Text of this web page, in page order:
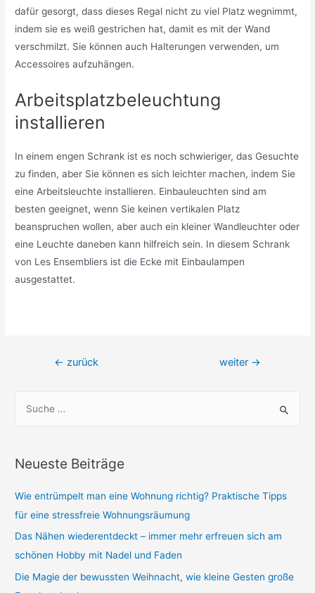
dafür gesorgt, dass dieses Regal nicht zu viel Platz wegnimmt,
indem sie es weiß gestrichen hat, damit es mit der Wand
verschmilzt. Sie können auch Halterungen verwenden, um
Accessoires aufzuhängen.
Arbeitsplatzbeleuchtung
installieren
In einem engen Schrank ist es noch schwieriger, das Gesuchte
zu finden, aber Sie können es sich leichter machen, indem Sie
eine Arbeitsleuchte installieren. Einbauleuchten sind am
besten geeignet, wenn Sie keinen vertikalen Platz
beanspruchen wollen, aber auch ein kleiner Wandleuchter oder
eine Leuchte daneben kann hilfreich sein. In diesem Schrank
von Les Ensembliers ist die Ecke mit Einbaulampen
ausgestattet.
Beitragsnavigation
← zurück weiter →
h
n
n
a
c
h
:
Neueste Beiträge
Wie entrümpelt man eine Wohnung richtig? Praktische Tipps
für eine stressfreie Wohnungsräumung
Das Nähen wiederentdeckt – immer mehr erfreuen sich am
schönen Hobby mit Nadel und Faden
Die Magie der bewussten Weihnacht, wie kleine Gesten große